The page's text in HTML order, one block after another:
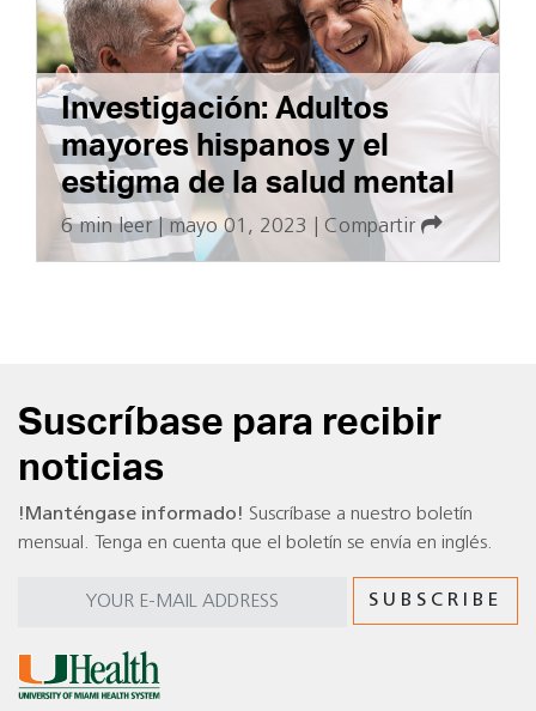
Investigación: Adultos
mayores hispanos y el
estigma de la salud mental
6 min leer| mayo 01, 2023 Compartir
Suscríbase para recibir
noticias
!Manténgase informado! Suscríbase a nuestro boletín
mensual. Tenga en cuenta que el boletín se envía en inglés.